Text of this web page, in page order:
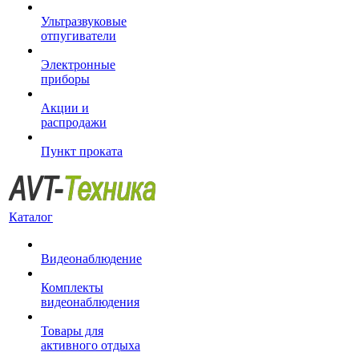
Ультразвуковые
отпугиватели
Электронные
приборы
Акции и
распродажи
Пункт проката
Каталог
Видеонаблюдение
Комплекты
видеонаблюдения
Товары для
активного отдыха